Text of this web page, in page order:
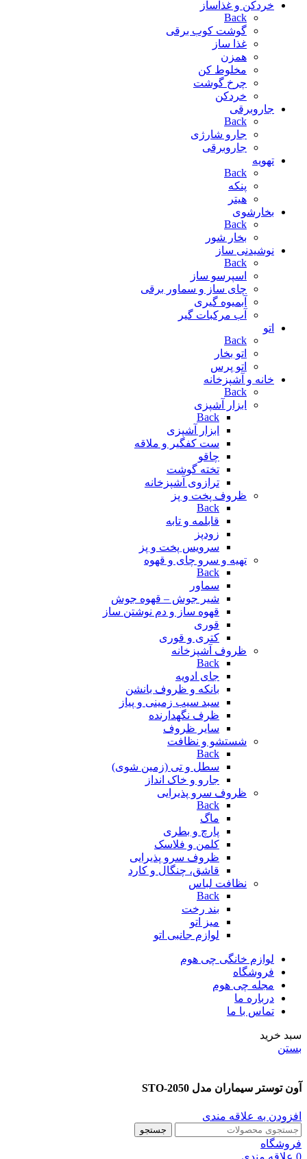
خردکن و غذاساز
Back
گوشت کوب برقی
غذا ساز
همزن
مخلوط کن
چرخ گوشت
خردکن
جاروبرقی
Back
جارو شارژی
جاروبرقی
تهویه
Back
پنکه
هیتر
بخارشوی
Back
بخار شور
نوشیدنی ساز
Back
اسپرسو ساز
چای ساز و سماور برقی
آبمیوه گیری
آب مرکبات گیر
اتو
Back
اتو بخار
اتو پرس
خانه و آشپزخانه
Back
ابزار آشپزی
Back
ابزار آشپزی
ست کفگیر و ملاقه
چاقو
تخته گوشت
ترازوی آشپزخانه
ظروف پخت و پز
Back
قابلمه و تابه
زودپز
سرویس پخت و پز
تهیه و سرو چای و قهوه
Back
سماور
شیر جوش – قهوه جوش
قهوه ساز و دم نوشتن ساز
قوری
کتری و قوری
ظروف آشپزخانه
Back
جای ادویه
بانکه و ظروف بانشن
سبد سیب زمینی و پیاز
ظرف نگهدارنده
سایر ظروف
شستشو و نظافت
Back
سطل و تی (زمین شوی)
جارو و خاک انداز
ظروف سرو پذیرایی
Back
ماگ
پارچ و بطری
کلمن و فلاسک
ظروف سرو پذیرایی
قاشق، چنگال و کارد
نظافت لباس
Back
بند رخت
میز اتو
لوازم جانبی اتو
لوازم خانگی چی هوم
فروشگاه
مجله چی هوم
درباره ما
تماس با ما
سبد خرید
بستن
آون توستر سیماران مدل STO-2050
افزودن به علاقه مندی
جستجو
فروشگاه
0 علاقه مندی